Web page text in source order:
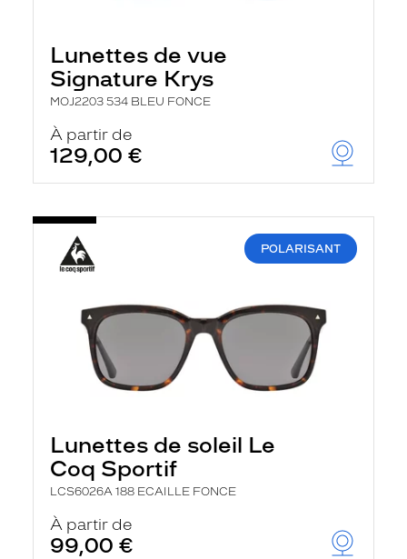
Lunettes de vue
Signature Krys
MOJ2203 534 BLEU FONCE
À partir de
129,00 €
POLARISANT
Lunettes de soleil Le
Coq Sportif
LCS6026A 188 ECAILLE FONCE
À partir de
99,00 €